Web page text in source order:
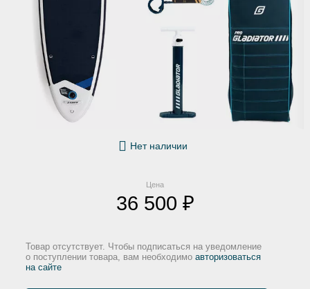
Нет наличии
Цена
36 500 ₽
Товар отсутствует. Чтобы подписаться на уведомление
о поступлении товара, вам необходимо авторизоваться
на сайте